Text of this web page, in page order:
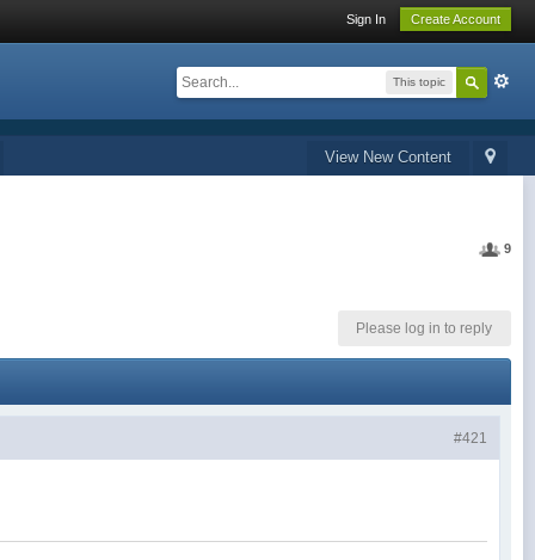
Sign In Create Account
This topic
View New Content
9
Please log in to reply
#421